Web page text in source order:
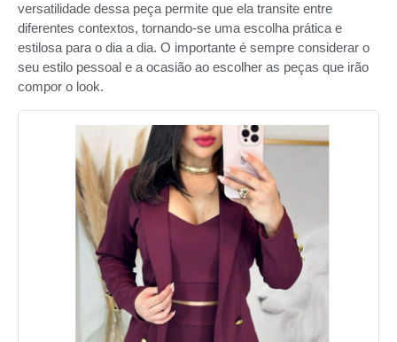
versatilidade dessa peça permite que ela transite entre
diferentes contextos, tornando-se uma escolha prática e
estilosa para o dia a dia. O importante é sempre considerar o
seu estilo pessoal e a ocasião ao escolher as peças que irão
compor o look.